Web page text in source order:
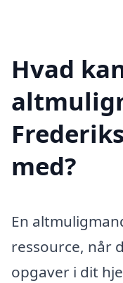
Hvad
med?
En
ressource, når
opgaver i dit